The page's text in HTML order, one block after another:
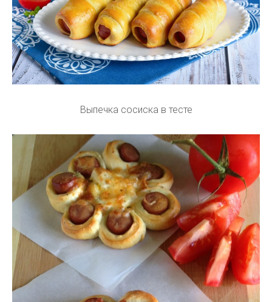
Выпечка сосиска в тесте